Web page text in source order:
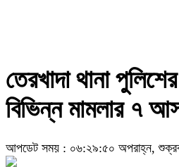
তেরখাদা থানা
বিভিন্ন মামলার ৭
আপডেট সময় : ০৬:২৯:৫০ অপরাহ্ন,